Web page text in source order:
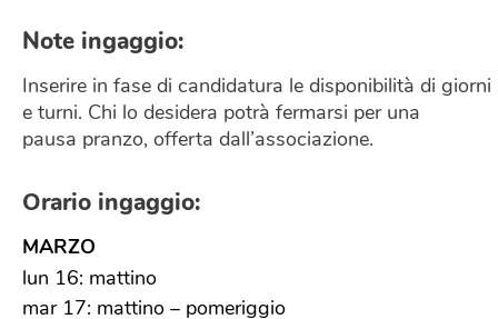
Note ingaggio:
Inserire in fase di candidatura le disponibilità di giorni
e turni. Chi lo desidera potrà fermarsi per una
pausa pranzo, offerta dall’associazione.
Orario ingaggio:
MARZO
lun 16: mattino
mar 17: mattino – pomeriggio